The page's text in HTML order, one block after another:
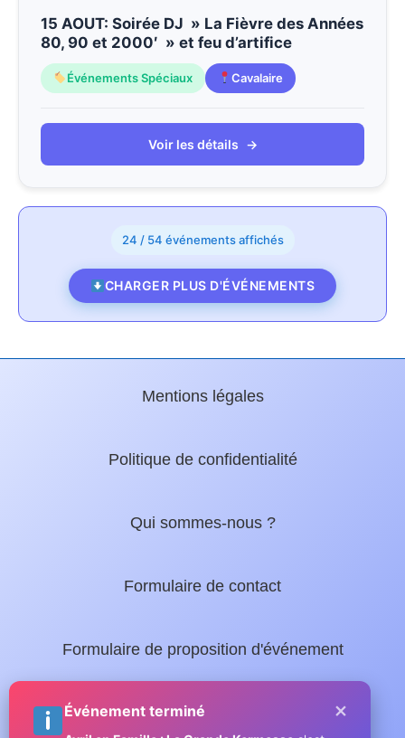
15 AOUT: Soirée DJ » La Fièvre des Années
80, 90 et 2000′ » et feu d’artifice
Événements Spéciaux Cavalaire
Voir les détails →
24 / 54 événements affichés
CHARGER PLUS D'ÉVÉNEMENTS
Mentions légales
Politique de confidentialité
Qui sommes-nous ?
Formulaire de contact
Formulaire de proposition d'événement
Nos guides locaux :
Événement terminé ×